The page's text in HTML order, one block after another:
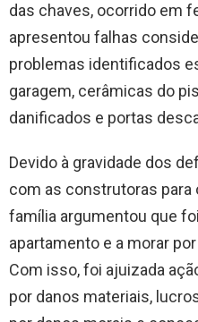
das chaves, ocorrido em
apresentou falhas
problemas identificados
garagem, cerâmicas do
danificados e portas
Devido à gravidade dos
com as construtoras para
família argumentou que
apartamento e a morar
Com isso, foi ajuizada
por danos materiais,